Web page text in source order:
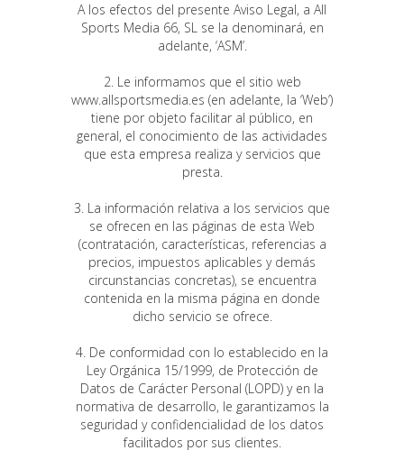
A los efectos del presente Aviso Legal, a All
Sports Media 66, SL se la denominará, en
adelante, ‘ASM’.
2. Le informamos que el sitio web
www.allsportsmedia.es (en adelante, la ‘Web’)
tiene por objeto facilitar al público, en
general, el conocimiento de las actividades
que esta empresa realiza y servicios que
presta.
3. La información relativa a los servicios que
se ofrecen en las páginas de esta Web
(contratación, características, referencias a
precios, impuestos aplicables y demás
circunstancias concretas), se encuentra
contenida en la misma página en donde
dicho servicio se ofrece.
4. De conformidad con lo establecido en la
Ley Orgánica 15/1999, de Protección de
Datos de Carácter Personal (LOPD) y en la
normativa de desarrollo, le garantizamos la
seguridad y confidencialidad de los datos
facilitados por sus clientes.